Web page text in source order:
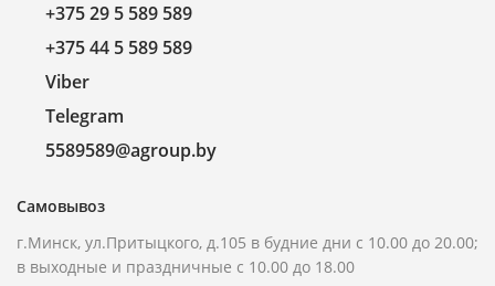
+375 29 5 589 589
+375 44 5 589 589
Viber
Telegram
5589589@agroup.by
Самовывоз
г.Минск, ул.Притыцкого, д.105 в будние дни с 10.00 до 20.00;
в выходные и праздничные с 10.00 до 18.00